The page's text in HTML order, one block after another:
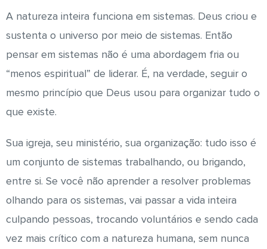
A natureza inteira funciona em sistemas. Deus criou e
sustenta o universo por meio de sistemas. Então
pensar em sistemas não é uma abordagem fria ou
“menos espiritual” de liderar. É, na verdade, seguir o
mesmo princípio que Deus usou para organizar tudo o
que existe.
Sua igreja, seu ministério, sua organização: tudo isso é
um conjunto de sistemas trabalhando, ou brigando,
entre si. Se você não aprender a resolver problemas
olhando para os sistemas, vai passar a vida inteira
culpando pessoas, trocando voluntários e sendo cada
vez mais crítico com a natureza humana, sem nunca